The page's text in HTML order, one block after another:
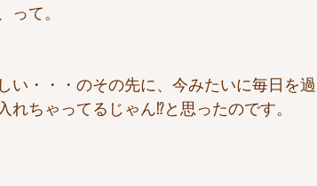
て。
い・・・のその先に、今みたいに毎日を過
ちゃってるじゃん⁉️と思ったのです。